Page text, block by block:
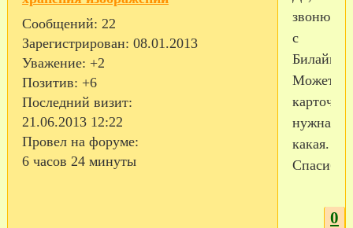
Сообщений: 22
Зарегистрирован: 08.01.2013
Уважение: +2
Позитив: +6
Последний визит:
21.06.2013 12:22
Провел на форуме:
6 часов 24 минуты
звоню
с
Билайна.
Может
карточка
нужна
какая.
Спасибо.
0